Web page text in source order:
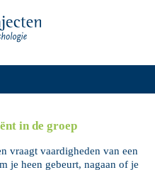
in de groep
vraagt vaardigheden van een
je heen gebeurt, nagaan of je